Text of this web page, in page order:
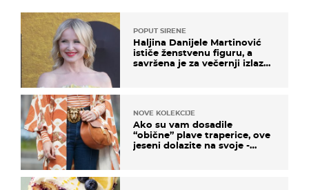
POPUT SIRENE
Haljina Danijele Martinović
ističe ženstvenu figuru, a
savršena je za večernji izlazak
NOVE KOLEKCIJE
Ako su vam dosadile
“obične” plave traperice, ove
jeseni dolazite na svoje -